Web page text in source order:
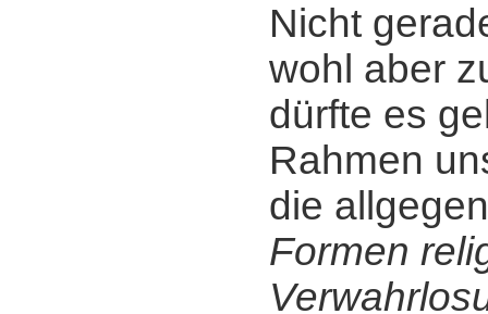
Nicht
wohl aber
dürfte es
Rahmen
die
Formen